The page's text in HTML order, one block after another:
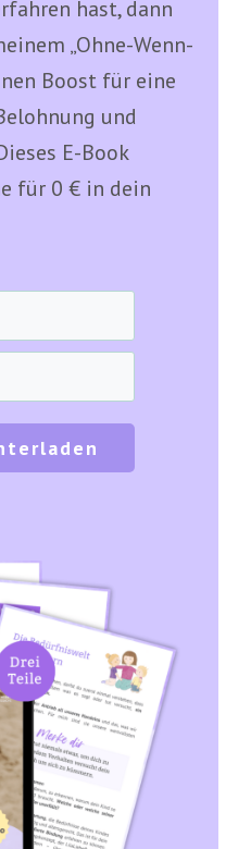
hast, dann
„Ohne-Wenn-
Boost für eine
und
E-Book
für 0 € in dein